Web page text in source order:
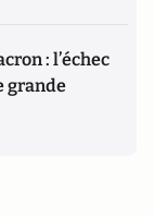
: l’échec
grande